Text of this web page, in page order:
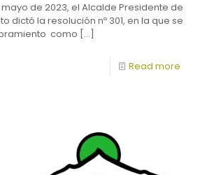
de 2023, el Alcalde Presidente de
dictó la resolución nº 301, en la que se
como […]
Read more